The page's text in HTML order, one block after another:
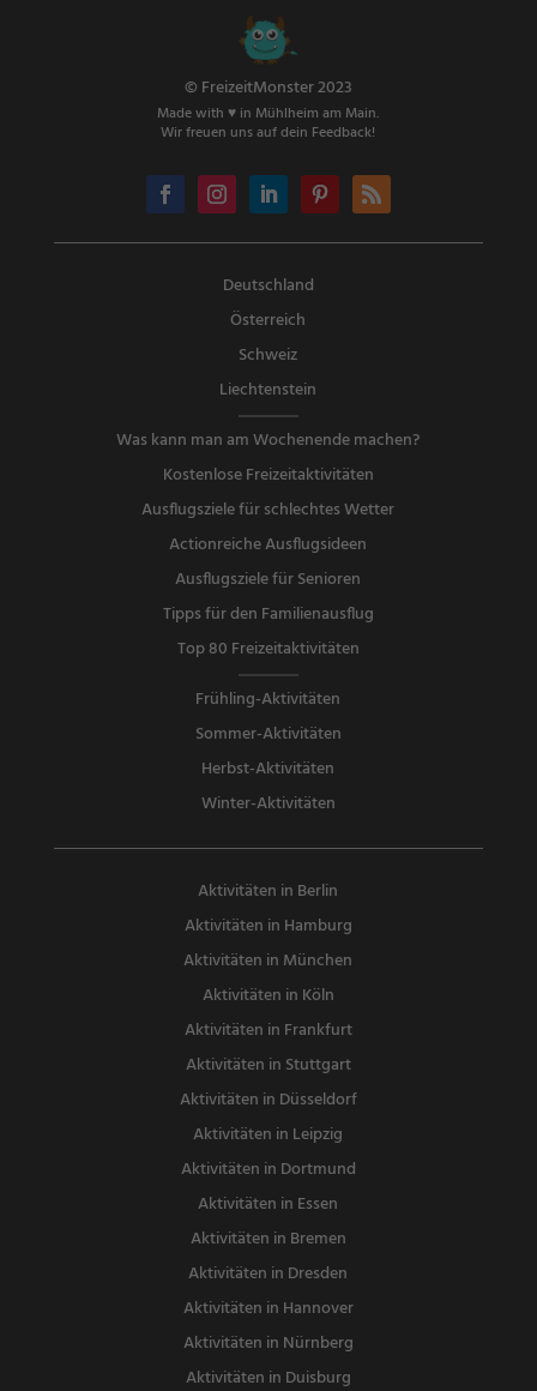
© FreizeitMonster 2023
Made with ♥ in Mühlheim am Main.
Wir freuen uns auf dein Feedback!
Deutschland
Österreich
Schweiz
Liechtenstein
Was kann man am Wochenende machen?
Kostenlose Freizeitaktivitäten
Ausflugsziele für schlechtes Wetter
Actionreiche Ausflugsideen
Ausflugsziele für Senioren
Tipps für den Familienausflug
Top 80 Freizeitaktivitäten
Frühling-Aktivitäten
Sommer-Aktivitäten
Herbst-Aktivitäten
Winter-Aktivitäten
Aktivitäten in Berlin
Aktivitäten in Hamburg
Aktivitäten in München
Aktivitäten in Köln
Aktivitäten in Frankfurt
Aktivitäten in Stuttgart
Aktivitäten in Düsseldorf
Aktivitäten in Leipzig
Aktivitäten in Dortmund
Aktivitäten in Essen
Aktivitäten in Bremen
Aktivitäten in Dresden
Aktivitäten in Hannover
Aktivitäten in Nürnberg
Aktivitäten in Duisburg